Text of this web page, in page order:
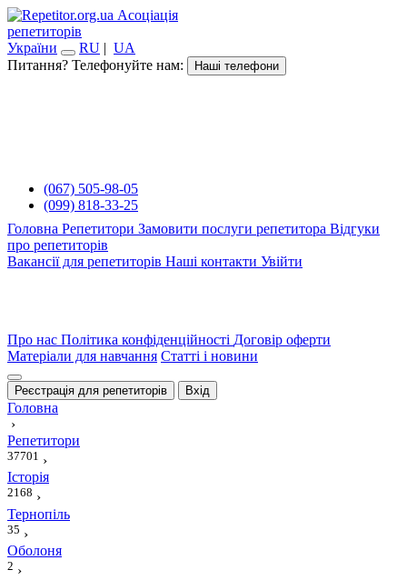
Асоціація
репетиторів
України
RU | UA
Питання? Телефонуйте нам:
Наші телефони
(067) 505-98-05
(099) 818-33-25
Головна Репетитори Замовити послуги репетитора Відгуки
про репетиторів
Вакансії для репетиторів Наші контакти Увійти
Про нас Політика конфіденційності Договір оферти
Матеріали для навчання Статті і новини
Реєстрація для репетиторів Вхід
Головна
›
Репетитори
37701 ›
Історія
2168 ›
Тернопіль
35 ›
Оболоня
2 ›